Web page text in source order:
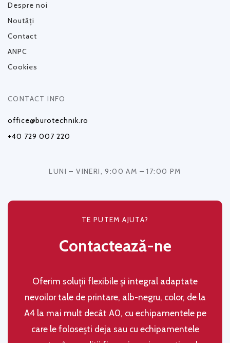
Despre noi
Noutăți
Contact
ANPC
Cookies
CONTACT INFO
office@burotechnik.ro
+40 729 007 220
LUNI – VINERI, 9:00 AM – 17:00 PM
TE PUTEM AJUTA?
Contactează-ne
Oferim soluţii flexibile şi integral adaptate
nevoilor tale de printare, alb-negru, color, de la
A4 la mai mult decât A0, cu echipamentele pe
care le folosești deja sau cu echipamentele